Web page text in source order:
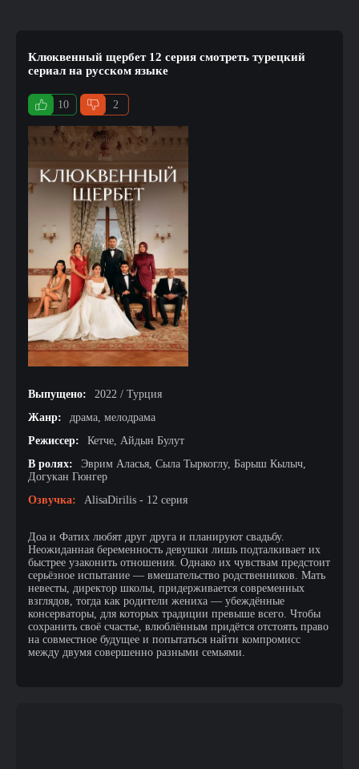
Клюквенный щербет 12 серия смотреть турецкий
сериал на русском языке
10 2
Выпущено:
2022 / Турция
Жанр:
драма, мелодрама
Режиссер:
Кетче, Айдын Булут
В ролях:
Эврим Аласья, Сыла Тыркоглу, Барыш Кылыч,
Догукан Гюнгер
Озвучка:
AlisaDirilis - 12 серия
Доа и Фатих любят друг друга и планируют свадьбу.
Неожиданная беременность девушки лишь подталкивает их
быстрее узаконить отношения. Однако их чувствам предстоит
серьёзное испытание — вмешательство родственников. Мать
невесты, директор школы, придерживается современных
взглядов, тогда как родители жениха — убеждённые
консерваторы, для которых традиции превыше всего. Чтобы
сохранить своё счастье, влюблённым придётся отстоять право
на совместное будущее и попытаться найти компромисс
между двумя совершенно разными семьями.